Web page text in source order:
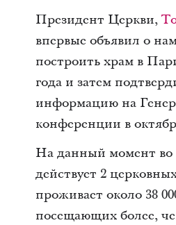
Президент Церкви,
впервые объявил о
построить храм в
года и затем
информацию на
конференции в
На данный момент
действует 2
проживает около 38
посещающих более,